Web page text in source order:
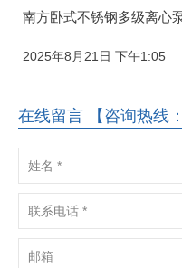
南方卧式不锈钢多级离心
2025年8月21日 下午1:05
在线留言 【咨询热线